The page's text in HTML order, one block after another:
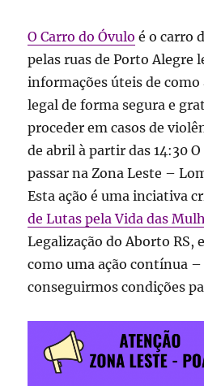
O Carro do Óvulo é o carro
pelas ruas de Porto Alegre
informações úteis de como
legal de forma segura e
proceder em casos de
de abril à partir das 14:30
passar na Zona Leste –
Esta ação é uma inciativa
de Lutas pela Vida das
Legalização do Aborto RS,
como uma ação contínua –
conseguirmos condições